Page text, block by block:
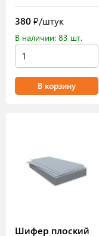
380₽/штук
В наличии: 83 шт.
В корзину
Шифер плоский